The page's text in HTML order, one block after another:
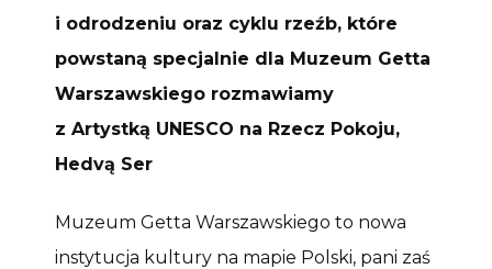
i odrodzeniu oraz cyklu rzeźb, które
powstaną specjalnie dla Muzeum Getta
Warszawskiego rozmawiamy
z Artystką UNESCO na Rzecz Pokoju,
Hedvą Ser
Muzeum Getta Warszawskiego to nowa
instytucja kultury na mapie Polski, pani zaś